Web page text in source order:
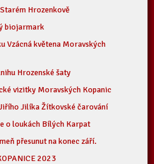
Hrozenkově
biojarmark
Vzácná květena Moravských
Hrozenské šaty
vizitky Moravských Kopanic
Jilíka Žítkovské čarování
o loukách Bílých Karpat
přesunut na konec září.
2023